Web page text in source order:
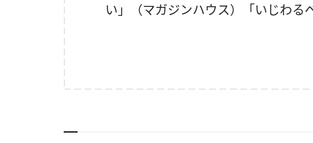
い」（マガジンハウス）「いじわる